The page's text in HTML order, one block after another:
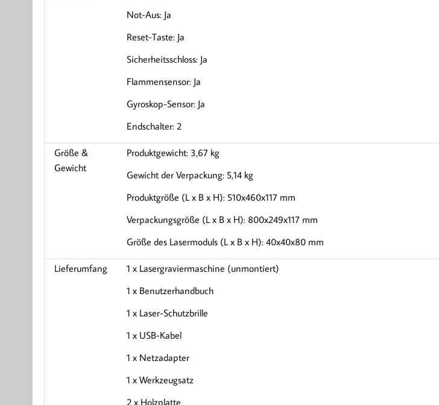
Not-Aus: Ja
Reset-Taste: Ja
Sicherheitsschloss: Ja
Flammensensor: Ja
Gyroskop-Sensor: Ja
Endschalter: 2
Größe &
Gewicht
Produktgewicht: 3,67 kg
Gewicht der Verpackung: 5,14 kg
Produktgröße (L x B x H): 510x460x117 mm
Verpackungsgröße (L x B x H): 800x249x117 mm
Größe des Lasermoduls (L x B x H): 40x40x80 mm
Lieferumfang
1 x Lasergraviermaschine (unmontiert)
1 x Benutzerhandbuch
1 x Laser-Schutzbrille
1 x USB-Kabel
1 x Netzadapter
1 x Werkzeugsatz
2 x Holzplatte